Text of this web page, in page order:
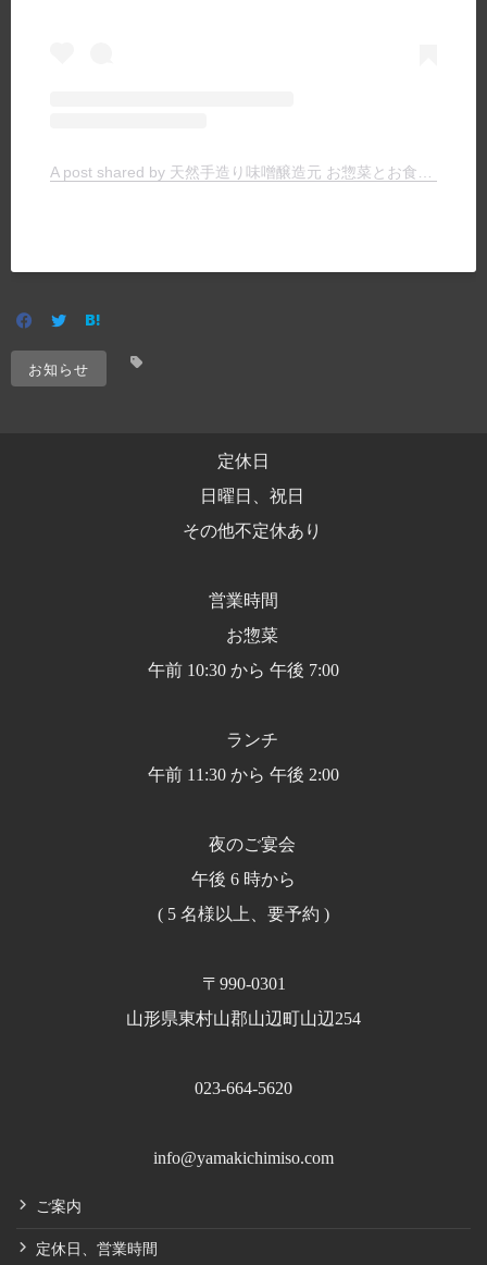
お知らせ
定休日
日曜日、祝日
その他不定休あり
営業時間
お惣菜
午前 10:30 から 午後 7:00
ランチ
午前 11:30 から 午後 2:00
夜のご宴会
午後 6 時から
( 5 名様以上、要予約 )
〒990-0301
山形県東村山郡山辺町山辺254
023-664-5620
info@yamakichimiso.com
ご案内
定休日、営業時間